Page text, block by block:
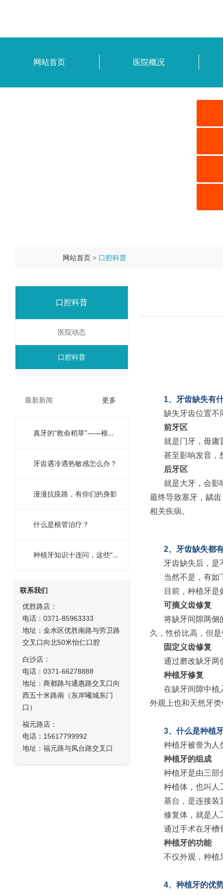
网站首页 医院概况
网站首页 > 口腔科普
口腔科普
医院动态
口腔科普
更多
最新新闻
真牙的”救命稻草”——根管治疗，八大问题解答
牙齿遇冷遇热敏感怎么办？
漫漫抗疫路，有你们的身影
什么是根管治疗？
种植牙知识十连问，这些“功课”你做了吗？
联系我们
优胜路店：
电话：0371-85963333
地址：金水区优胜南路与劳卫路
交叉口向北50米怡仁口腔
白沙店：
电话：0371-66278888
地址：商都路与通惠路交叉口向
西五十米路南（东岸曦城东门
口）
福元路店：
电话：15617799992
地址：福元路与凤台路交叉口
1、牙齿缺失有
缺失牙齿位置不
前牙区
就是门牙，毋庸
甚至影响发音，
后牙区
就是大牙，会影
最终导致塞牙，龋
相关疾病。
2、牙齿缺失都
牙齿缺失后，是
当然不是，有如
目前，种植牙是
可摘义齿修复
将缺牙间隙两侧
久，性价比高，但
固定义齿修复
通过磨改缺牙两
种植牙修复
在缺牙间隙中植
外观上也和天然牙
3、什么是种植
种植牙被誉为人
种植牙的组成
种植牙是由三部
种植体，也叫人
基台，是连接装
修复体，就是人
通过手术在牙槽
种植牙的功能
不仅外观，种植
4、种植牙的优